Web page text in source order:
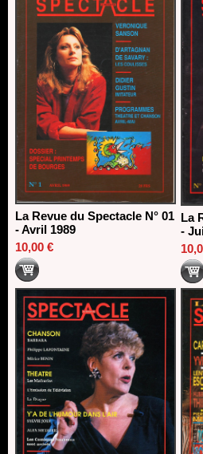
Dispositif SACD Auteurs
18/03/2026
La Revue du Spectacle N° 01
- Avril 1989
10,00 €
La
-